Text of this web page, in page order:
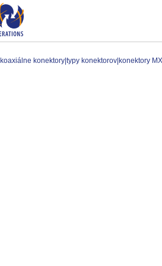
koaxiálne konektory typy konektorov konektory